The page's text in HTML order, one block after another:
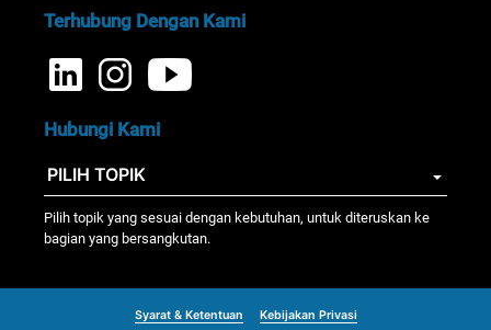
dari kami!
Terhubung Dengan Kami
Hubungi Kami
Pilih topik yang sesuai dengan kebutuhan, untuk diteruskan ke
bagian yang bersangkutan.
Syarat & Ketentuan Kebijakan Privasi